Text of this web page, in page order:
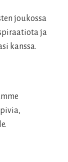
joukossa
ja
kanssa.